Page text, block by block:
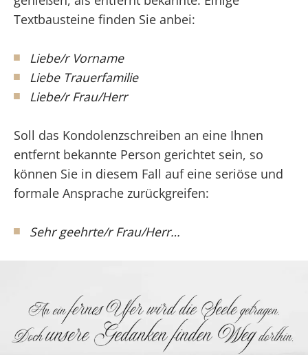
Textbausteine finden Sie anbei:
Liebe/r Vorname
Liebe Trauerfamilie
Liebe/r Frau/Herr
Soll das Kondolenzschreiben an eine Ihnen
entfernt bekannte Person gerichtet sein, so
können Sie in diesem Fall auf eine seriöse und
formale Ansprache zurückgreifen:
Sehr geehrte/r Frau/Herr…